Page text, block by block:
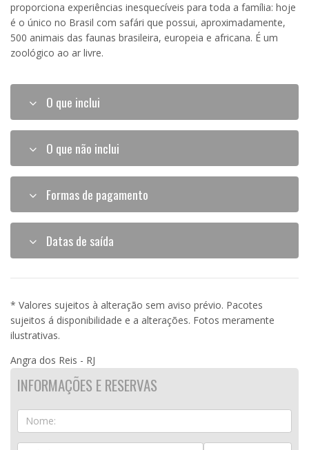
proporciona experiências inesquecíveis para toda a família: hoje
é o único no Brasil com safári que possui, aproximadamente,
500 animais das faunas brasileira, europeia e africana. É um
zoológico ao ar livre.
O que inclui
O que não inclui
Formas de pagamento
Datas de saída
* Valores sujeitos à alteração sem aviso prévio. Pacotes
sujeitos á disponibilidade e a alterações. Fotos meramente
ilustrativas.
Angra dos Reis - RJ
INFORMAÇÕES E RESERVAS